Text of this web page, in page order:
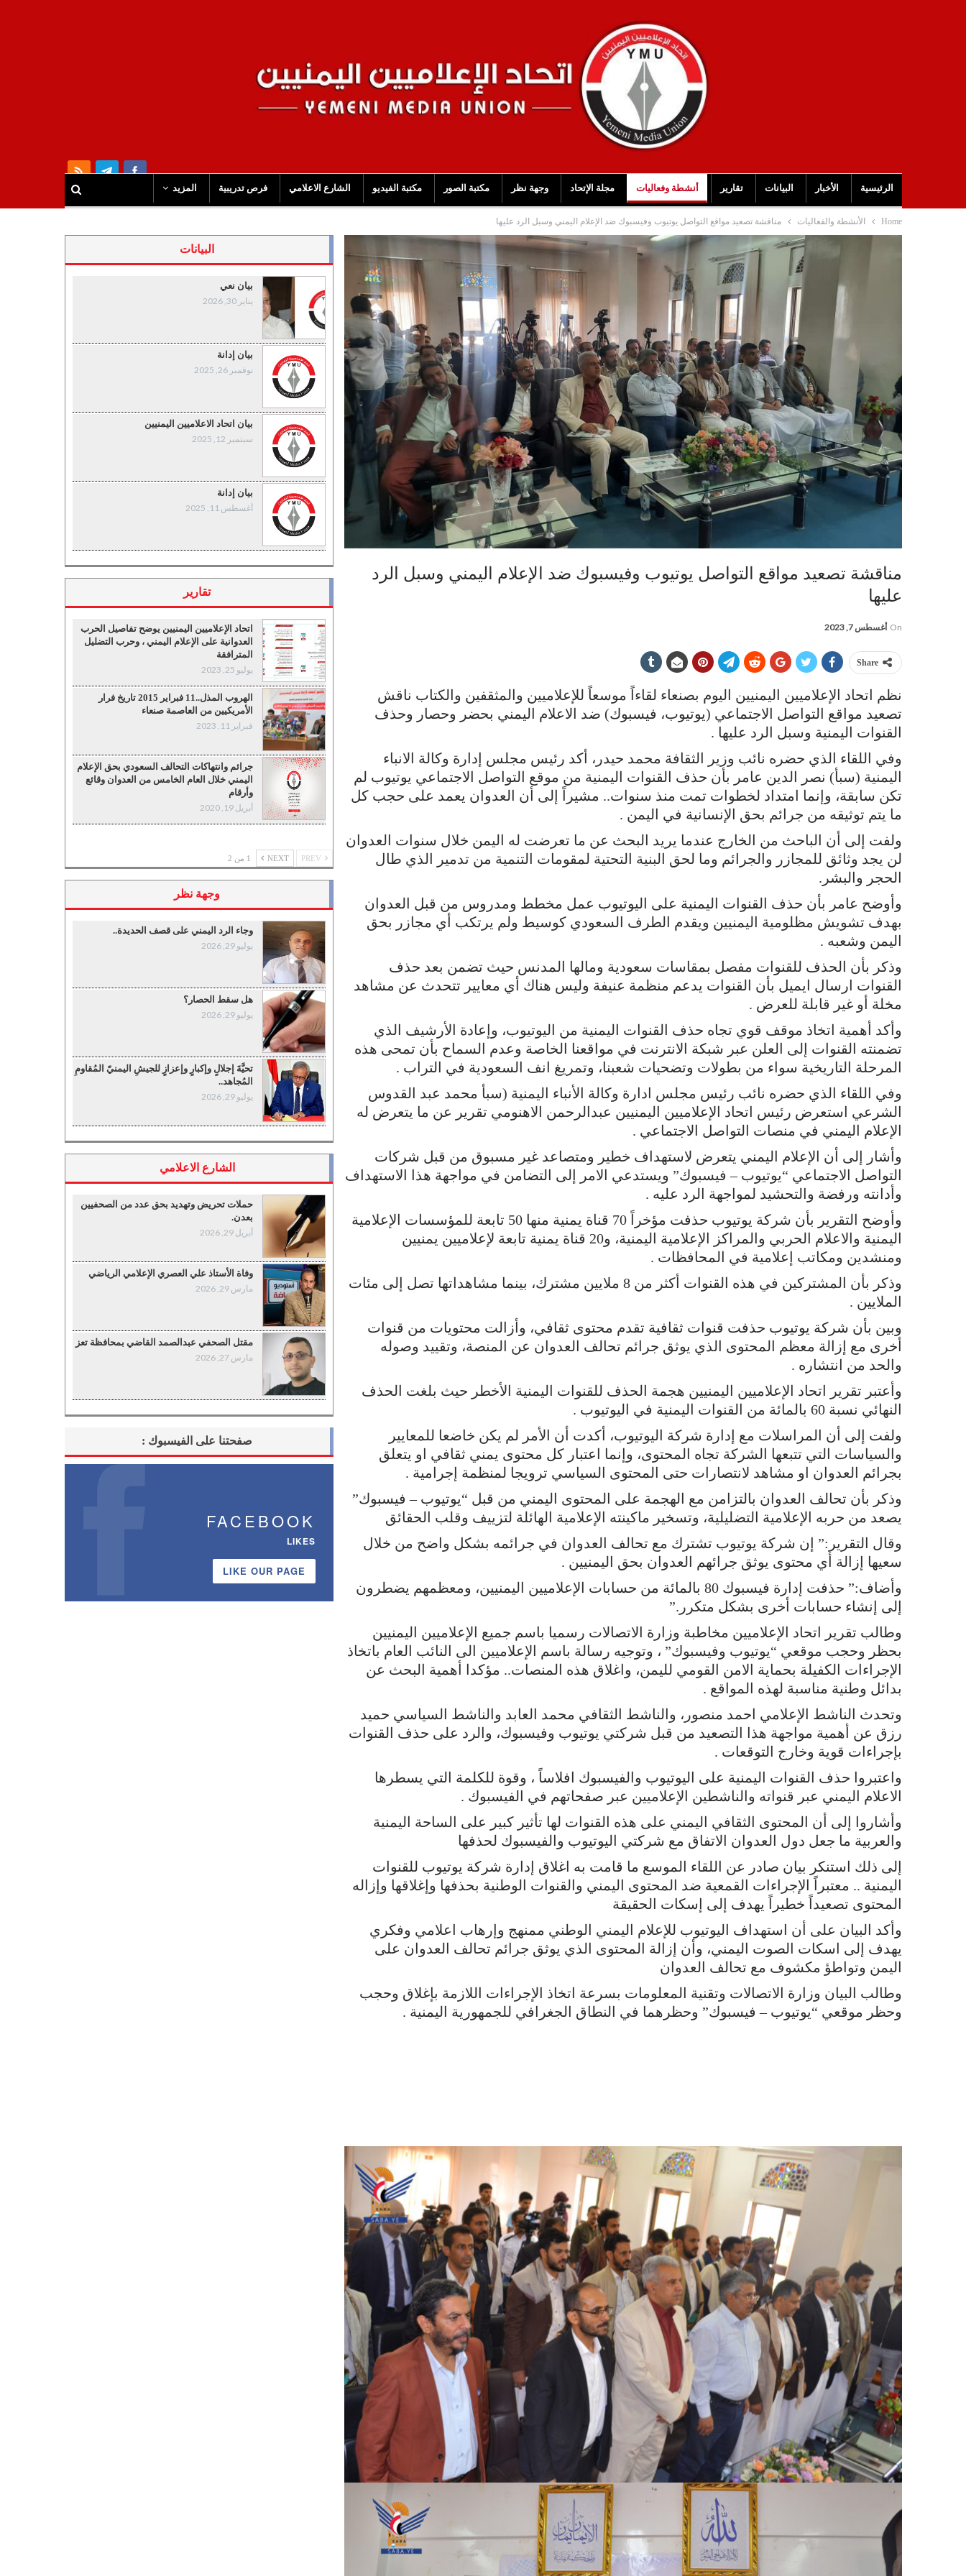
الرئيسية الأخبار البيانات تقارير أنشطة وفعاليات مجلة الإتحاد وجهة نظر مكتبة الصور مكتبة الفيديو الشارع الاعلامي فرص تدريبية المزيد
Home الأنشطة والفعاليات مناقشة تصعيد مواقع التواصل يوتيوب وفيسبوك ضد الإعلام اليمني وسبل الرد عليها
مناقشة تصعيد مواقع التواصل يوتيوب وفيسبوك ضد الإعلام اليمني وسبل الرد
عليها
On أغسطس 7, 2023
Share
نظم اتحاد الإعلاميين اليمنيين اليوم بصنعاء لقاءاً موسعاً للإعلاميين والمثقفين والكتاب ناقش
تصعيد مواقع التواصل الاجتماعي (يوتيوب، فيسبوك) ضد الاعلام اليمني بحضر وحصار وحذف
القنوات اليمنية وسبل الرد عليها .
وفي اللقاء الذي حضره نائب وزير الثقافة محمد حيدر، أكد رئيس مجلس إدارة وكالة الانباء
اليمنية (سبأ) نصر الدين عامر بأن حذف القنوات اليمنية من موقع التواصل الاجتماعي يوتيوب لم
تكن سابقة، وإنما امتداد لخطوات تمت منذ سنوات.. مشيراً إلى أن العدوان يعمد على حجب كل
ما يتم توثيقه من جرائم بحق الإنسانية في اليمن .
ولفت إلى أن الباحث من الخارج عندما يريد البحث عن ما تعرضت له اليمن خلال سنوات العدوان
لن يجد وثائق للمجازر والجرائم وما لحق البنية التحتية لمقومات التنمية من تدمير الذي طال
الحجر والبشر.
وأوضح عامر بأن حذف القنوات اليمنية على اليوتيوب عمل مخطط ومدروس من قبل العدوان
بهدف تشويش مظلومية اليمنيين ويقدم الطرف السعودي كوسيط ولم يرتكب أي مجازر بحق
اليمن وشعبه .
وذكر بأن الحذف للقنوات مفصل بمقاسات سعودية ومالها المدنس حيث تضمن بعد حذف
القنوات ارسال ايميل بأن القنوات يدعم منظمة عنيفة وليس هناك أي معايير تتحدث عن مشاهد
مخلة أو غير قابلة للعرض .
وأكد أهمية اتخاذ موقف قوي تجاه حذف القنوات اليمنية من اليوتيوب، وإعادة الأرشيف الذي
تضمنته القنوات إلى العلن عبر شبكة الانترنت في مواقعنا الخاصة وعدم السماح بأن تمحى هذه
المرحلة التاريخية سواء من بطولات وتضحيات شعبنا، وتمريغ انف السعودية في التراب .
وفي اللقاء الذي حضره نائب رئيس مجلس ادارة وكالة الأنباء اليمنية (سبأ محمد عبد القدوس
الشرعي استعرض رئيس اتحاد الإعلاميين اليمنيين عبدالرحمن الاهنومي تقرير عن ما يتعرض له
الإعلام اليمني في منصات التواصل الاجتماعي .
وأشار إلى أن الإعلام اليمني يتعرض لاستهداف خطير ومتصاعد غير مسبوق من قبل شركات
التواصل الاجتماعي “يوتيوب – فيسبوك” ويستدعي الامر إلى التضامن في مواجهة هذا الاستهداف
وأدانته ورفضة والتحشيد لمواجهة الرد عليه .
وأوضح التقرير بأن شركة يوتيوب حذفت مؤخراً 70 قناة يمنية منها 50 تابعة للمؤسسات الإعلامية
اليمنية والاعلام الحربي والمراكز الإعلامية اليمنية، و20 قناة يمنية تابعة لإعلاميين يمنيين
ومنشدين ومكاتب إعلامية في المحافظات .
وذكر بأن المشتركين في هذه القنوات أكثر من 8 ملايين مشترك، بينما مشاهداتها تصل إلى مئات
الملايين .
وبين بأن شركة يوتيوب حذفت قنوات ثقافية تقدم محتوى ثقافي، وأزالت محتويات من قنوات
أخرى مع إزالة معظم المحتوى الذي يوثق جرائم تحالف العدوان عن المنصة، وتقييد وصوله
والحد من انتشاره .
وأعتبر تقرير اتحاد الإعلاميين اليمنيين هجمة الحذف للقنوات اليمنية الأخطر حيث بلغت الحذف
النهائي نسبة 60 بالمائة من القنوات اليمنية في اليوتيوب .
ولفت إلى أن المراسلات مع إدارة شركة اليوتيوب، أكدت أن الأمر لم يكن خاضعا للمعايير
والسياسات التي تتبعها الشركة تجاه المحتوى، وإنما اعتبار كل محتوى يمني ثقافي او يتعلق
بجرائم العدوان او مشاهد لانتصارات حتى المحتوى السياسي ترويجا لمنظمة إجرامية .
وذكر بأن تحالف العدوان بالتزامن مع الهجمة على المحتوى اليمني من قبل “يوتيوب – فيسبوك”
يصعد من حربه الإعلامية التضليلية، وتسخير ماكينته الإعلامية الهائلة لتزييف وقلب الحقائق
وقال التقرير:” إن شركة يوتيوب تشترك مع تحالف العدوان في جرائمه بشكل واضح من خلال
سعيها إزالة أي محتوى يوثق جرائهم العدوان بحق اليمنيين .
وأضاف:” حذفت إدارة فيسبوك 80 بالمائة من حسابات الإعلاميين اليمنيين، ومعظمهم يضطرون
إلى إنشاء حسابات أخرى بشكل متكرر.”
وطالب تقرير اتحاد الإعلاميين مخاطبة وزارة الاتصالات رسميا باسم جميع الإعلاميين اليمنيين
بحظر وحجب موقعي “يوتيوب وفيسبوك” ، وتوجيه رسالة باسم الإعلاميين الى النائب العام باتخاذ
الإجراءات الكفيلة بحماية الامن القومي لليمن، واغلاق هذه المنصات.. مؤكدا أهمية البحث عن
بدائل وطنية مناسبة لهذه المواقع .
وتحدث الناشط الإعلامي احمد منصور، والناشط الثقافي محمد العابد والناشط السياسي حميد
رزق عن أهمية مواجهة هذا التصعيد من قبل شركتي يوتيوب وفيسبوك، والرد على حذف القنوات
بإجراءات قوية وخارج التوقعات .
واعتبروا حذف القنوات اليمنية على اليوتيوب والفيسبوك افلاساً ، وقوة للكلمة التي يسطرها
الاعلام اليمني عبر قنواته والناشطين الإعلاميين عبر صفحاتهم في الفيسبوك .
وأشاروا إلى أن المحتوى الثقافي اليمني على هذه القنوات لها تأثير كبير على الساحة اليمنية
والعربية ما جعل دول العدوان الاتفاق مع شركتي اليوتيوب والفيسبوك لحذفها
إلى ذلك استنكر بيان صادر عن اللقاء الموسع ما قامت به اغلاق إدارة شركة يوتيوب للقنوات
اليمنية .. معتبراً الإجراءات القمعية ضد المحتوى اليمني والقنوات الوطنية بحذفها وإغلاقها وإزاله
المحتوى تصعيداً خطيراً يهدف إلى إسكات الحقيقة
وأكد البيان على أن استهداف اليوتيوب للإعلام اليمني الوطني ممنهج وإرهاب اعلامي وفكري
يهدف إلى اسكات الصوت اليمني، وأن إزالة المحتوى الذي يوثق جرائم تحالف العدوان على
اليمن وتواطؤ مكشوف مع تحالف العدوان
وطالب البيان وزارة الاتصالات وتقنية المعلومات بسرعة اتخاذ الإجراءات اللازمة بإغلاق وحجب
وحظر موقعي “يوتيوب – فيسبوك” وحظرهما في النطاق الجغرافي للجمهورية اليمنية .
البيانات
بيان نعي
يناير 30, 2026
بيان إدانة
نوفمبر 26, 2025
بيان اتحاد الاعلاميين اليمنيين
سبتمبر 12, 2025
بيان إدانة
أغسطس 11, 2025
تقارير
اتحاد الإعلاميين اليمنيين يوضح تفاصيل الحرب
العدوانية على الإعلام اليمني ، وحرب التضليل
المترافقة
يوليو 25, 2023
الهروب المذل..11 فبراير 2015 تاريخ فرار
الأمريكيين من العاصمة صنعاء
فبراير 11, 2023
جرائم وانتهاكات التحالف السعودي بحق الإعلام
اليمني خلال العام الخامس من العدوان وقائع
وأرقام
أبريل 19, 2020
NEXT 1 من 2
وجهة نظر
وجاء الرد اليمني على قصف الحديدة..
يوليو 29, 2026
هل سقط الحصار؟
يوليو 29, 2026
تحيَّةَ إجلالٍ وإكبارٍ وإعزازٍ للجيشِ اليمنيّ المُقاومِ
المُجاهد..
يوليو 29, 2026
الشارع الاعلامي
حملات تحريض وتهديد بحق عدد من الصحفيين
بعدن.
أبريل 29, 2026
وفاة الأستاذ علي العصري الإعلامي الرياضي
مارس 29, 2026
مقتل الصحفي عبدالصمد القاضي بمحافظة تعز
مارس 27, 2026
صفحتنا على الفيسبوك :
FACEBOOK
LIKES
LIKE OUR PAGE